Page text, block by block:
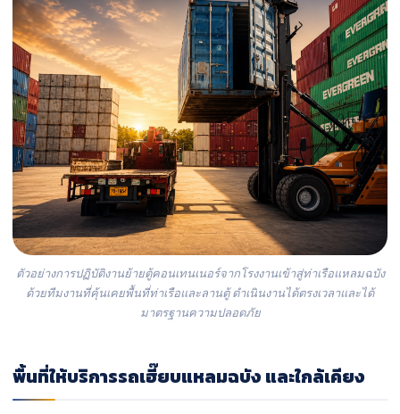
ตัวอย่างการปฏิบัติงานย้ายตู้คอนเทนเนอร์จากโรงงานเข้าสู่ท่าเรือแหลมฉบัง
ด้วยทีมงานที่คุ้นเคยพื้นที่ท่าเรือและลานตู้ ดำเนินงานได้ตรงเวลาและได้
มาตรฐานความปลอดภัย
พื้นที่ให้บริการรถเฮี๊ยบแหลมฉบัง และใกล้เคียง